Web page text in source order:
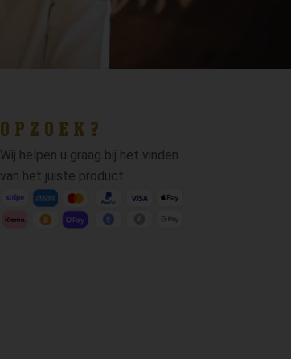
OPZOEK?
Wij helpen u graag bij het vinden
van het juiste product.